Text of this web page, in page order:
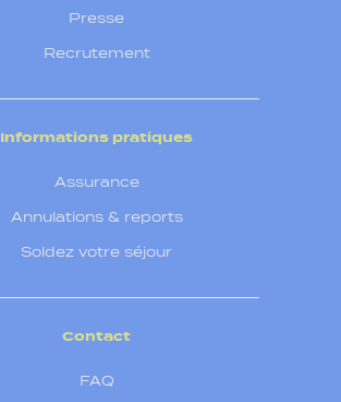
Presse
Recrutement
Informations pratiques
Assurance
Annulations & reports
Soldez votre séjour
Contact
FAQ